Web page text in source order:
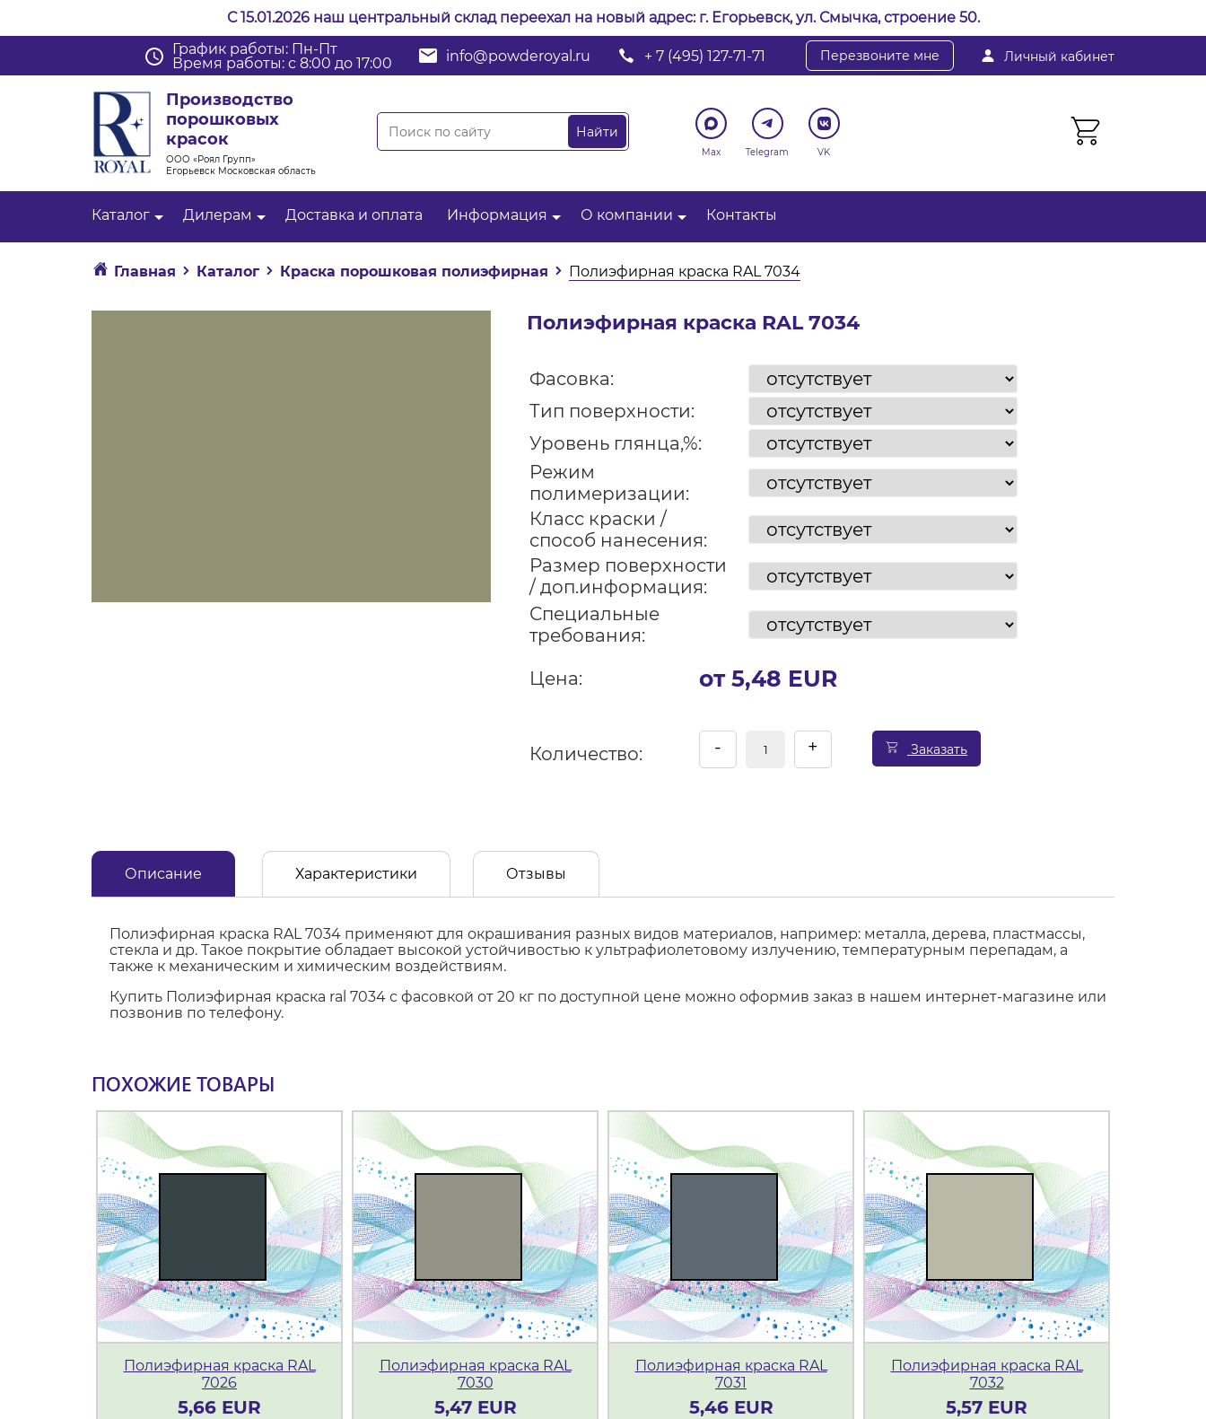
С 15.01.2026 наш центральный склад переехал на новый адрес: г. Егорьевск, ул. Смычка, строение 50.
Личный кабинет
График работы: Пн-Пт
Время работы: с 8:00 до 17:00
info@powderoyal.ru + 7 (495) 127-71-71 Перезвоните мне
Производство
порошковых
красок
ООО «Роял Групп»
Егорьевск Московская область
Max Telegram VK
Каталог Дилерам Доставка и оплата Информация О компании Контакты
Главная Каталог Краска порошковая полиэфирная Полиэфирная краска RAL 7034
Полиэфирная краска RAL 7034
Фасовка:
Тип поверхности:
Уровень глянца,%:
Режим
полимеризации:
Класс краски /
способ нанесения:
Размер поверхности
/ доп.информация:
Специальные
требования:
Цена:
от 5,48 EUR
Количество: - + Заказать
Описание Характеристики Отзывы
Полиэфирная краска RAL 7034 применяют для окрашивания разных видов материалов, например: металла, дерева, пластмассы,
стекла и др. Такое покрытие обладает высокой устойчивостью к ультрафиолетовому излучению, температурным перепадам, а
также к механическим и химическим воздействиям.
Купить Полиэфирная краска ral 7034 с фасовкой от 20 кг по доступной цене можно оформив заказ в нашем интернет-магазине или
позвонив по телефону.
ПОХОЖИЕ ТОВАРЫ
Полиэфирная краска RAL
7026
5,66 EUR
Полиэфирная краска RAL
7030
5,47 EUR
Полиэфирная краска RAL
7031
5,46 EUR
Полиэфирная краска RAL
7032
5,57 EUR